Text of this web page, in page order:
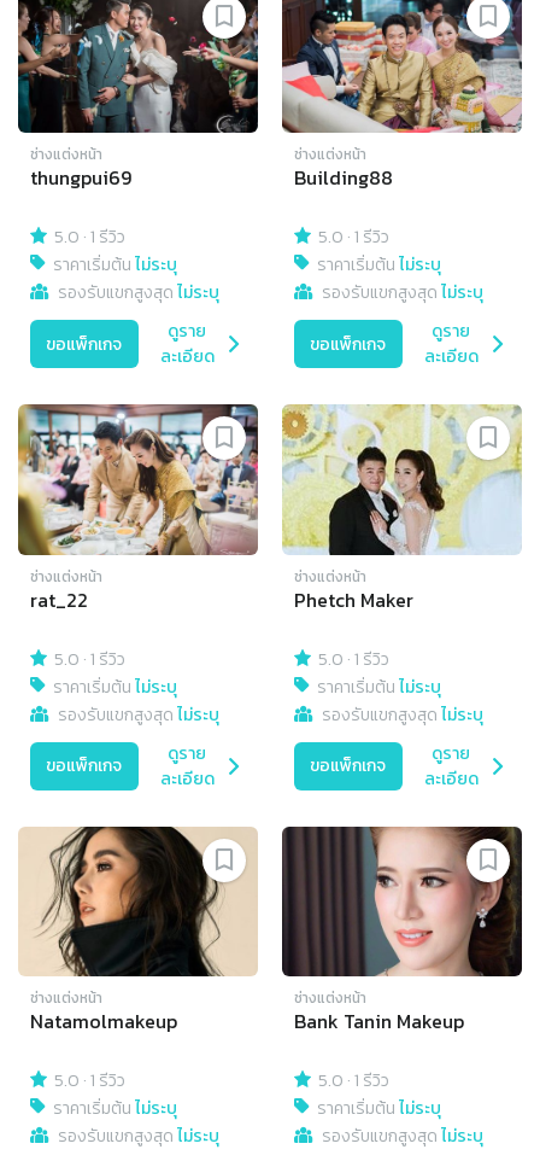
ช่างแต่งหน้า
thungpui69
5.0 ·1 รีวิว
ราคาเริ่มต้นไม่ระบุ
รองรับแขกสูงสุดไม่ระบุ
ขอแพ็กเกจ
ดูราย
ละเอียด
ช่างแต่งหน้า
Building88
5.0 ·1 รีวิว
ราคาเริ่มต้นไม่ระบุ
รองรับแขกสูงสุดไม่ระบุ
ขอแพ็กเกจ
ดูราย
ละเอียด
ช่างแต่งหน้า
rat_22
5.0 ·1 รีวิว
ราคาเริ่มต้นไม่ระบุ
รองรับแขกสูงสุดไม่ระบุ
ขอแพ็กเกจ
ดูราย
ละเอียด
ช่างแต่งหน้า
Phetch Maker
5.0 ·1 รีวิว
ราคาเริ่มต้นไม่ระบุ
รองรับแขกสูงสุดไม่ระบุ
ขอแพ็กเกจ
ดูราย
ละเอียด
ช่างแต่งหน้า
Natamolmakeup
5.0 ·1 รีวิว
ราคาเริ่มต้นไม่ระบุ
รองรับแขกสูงสุดไม่ระบุ
ช่างแต่งหน้า
Bank Tanin Makeup
5.0 ·1 รีวิว
ราคาเริ่มต้นไม่ระบุ
รองรับแขกสูงสุดไม่ระบุ